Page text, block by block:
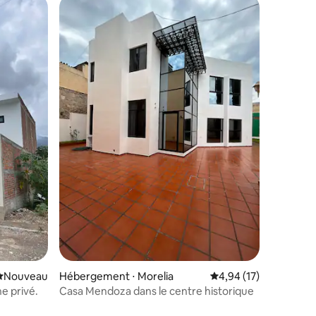
hébergement
Nouveau
privé.
Hébergement ⋅ Morelia Évaluation moyenne
4,94 (17)
Casa Mendoza dans le centre historique